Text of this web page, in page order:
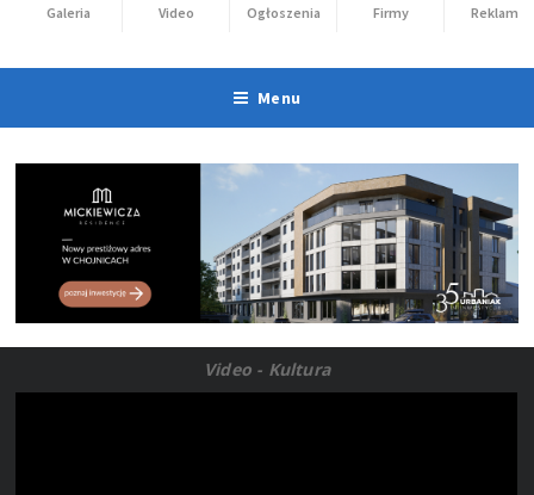
Galeria Video Ogłoszenia Firmy Reklama
Menu
Video - Kultura